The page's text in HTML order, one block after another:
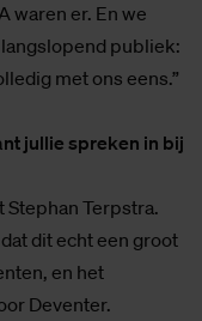
waren er. En we
publiek:
met ons eens.”
jullie spreken in bij
Stephan Terpstra.
dit echt een groot
en het
Deventer.